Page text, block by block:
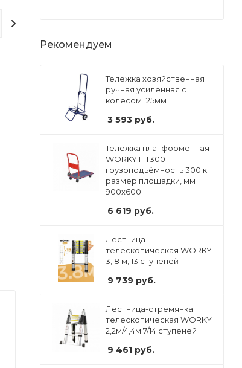
ВОПРОС-ОТВЕТ
Рекомендуем
Тележка хозяйственная
ручная усиленная с
колесом 125мм
3 593 руб.
Тележка платформенная
WORKY ПT300
грузоподъёмность 300 кг
размер площадки, мм
900х600
6 619 руб.
Лестница
телескопическая WORKY
3, 8 м, 13 ступеней
9 739 руб.
Лестница-стремянка
телескопическая WORKY
2,2м/4,4м 7/14 ступеней
9 461 руб.